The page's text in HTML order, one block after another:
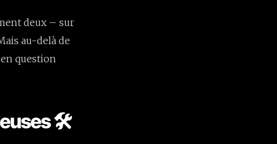
deux – sur
au-delà de
question
🛠️